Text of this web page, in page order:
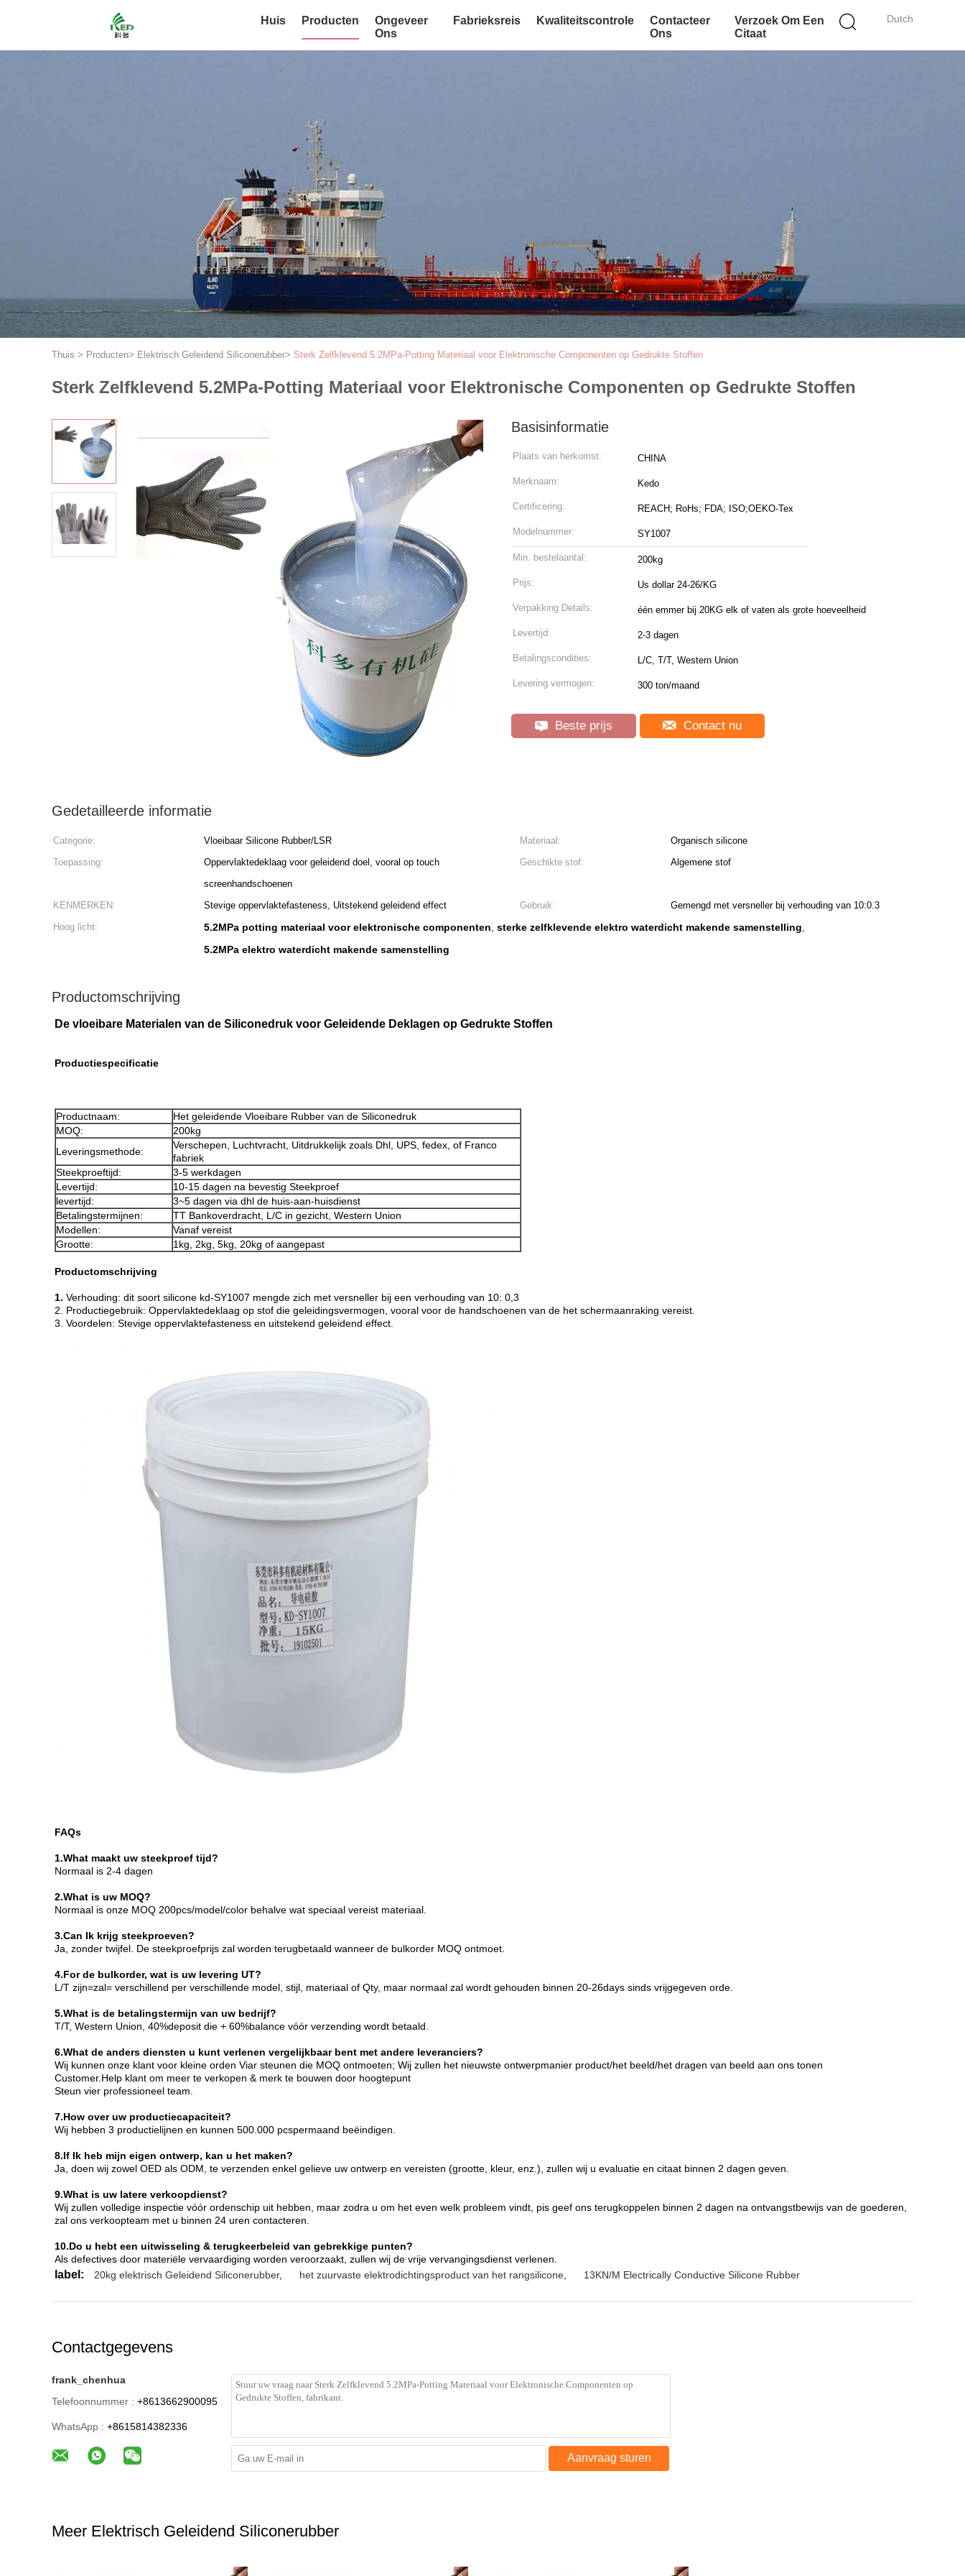
Dutch
Huis Producten
Ongeveer
Ons
Fabrieksreis Kwaliteitscontrole
Contacteer
Ons
Verzoek Om Een
Citaat
Thuis > Producten> Elektrisch Geleidend Siliconerubber> Sterk Zelfklevend 5.2MPa-Potting Materiaal voor Elektronische Componenten op Gedrukte Stoffen
Sterk Zelfklevend 5.2MPa-Potting Materiaal voor Elektronische Componenten op Gedrukte Stoffen
Basisinformatie
Plaats van herkomst: CHINA
Merknaam: Kedo
Certificering: REACH; RoHs; FDA; ISO;OEKO-Tex
Modelnummer: SY1007
Min. bestelaantal: 200kg
Prijs: Us dollar 24-26/KG
Verpakking Details: één emmer bij 20KG elk of vaten als grote hoeveelheid
Levertijd: 2-3 dagen
Betalingscondities: L/C, T/T, Western Union
Levering vermogen: 300 ton/maand
Beste prijs Contact nu
Gedetailleerde informatie
Categorie: Vloeibaar Silicone Rubber/LSR Materiaal:
Organisch silicone
Toepassing:
Oppervlaktedeklaag voor geleidend doel, vooral op touch
screenhandschoenen
Geschikte stof: Algemene stof
KENMERKEN: Stevige oppervlaktefasteness, Uitstekend geleidend effect Gebruik:
Gemengd met versneller bij verhouding van 10:0.3
Hoog licht:
5.2MPa potting materiaal voor elektronische componenten, sterke zelfklevende elektro waterdicht makende samenstelling,
5.2MPa elektro waterdicht makende samenstelling
Productomschrijving
De vloeibare Materialen van de Siliconedruk voor Geleidende Deklagen op Gedrukte Stoffen
Productiespecificatie
Productnaam:
Het geleidende Vloeibare Rubber van de Siliconedruk
MOQ:
200kg
Leveringsmethode:
Verschepen, Luchtvracht, Uitdrukkelijk zoals Dhl, UPS, fedex, of Franco
fabriek
Steekproeftijd:
3-5 werkdagen
Levertijd:
10-15 dagen na bevestig Steekproef
levertijd:
3~5 dagen via dhl de huis-aan-huisdienst
Betalingstermijnen:
TT Bankoverdracht, L/C in gezicht, Western Union
Modellen:
Vanaf vereist
Grootte:
1kg, 2kg, 5kg, 20kg of aangepast
Productomschrijving
1. Verhouding: dit soort silicone kd-SY1007 mengde zich met versneller bij een verhouding van 10: 0,3
2. Productiegebruik: Oppervlaktedeklaag op stof die geleidingsvermogen, vooral voor de handschoenen van de het schermaanraking vereist.
3. Voordelen: Stevige oppervlaktefasteness en uitstekend geleidend effect.
FAQs
1.What maakt uw steekproef tijd?
Normaal is 2-4 dagen
2.What is uw MOQ?
Normaal is onze MOQ 200pcs/model/color behalve wat speciaal vereist materiaal.
3.Can Ik krijg steekproeven?
Ja, zonder twijfel. De steekproefprijs zal worden terugbetaald wanneer de bulkorder MOQ ontmoet.
4.For de bulkorder, wat is uw levering UT?
L/T zijn=zal= verschillend per verschillende model, stijl, materiaal of Qty, maar normaal zal wordt gehouden binnen 20-26days sinds vrijgegeven orde.
5.What is de betalingstermijn van uw bedrijf?
T/T, Western Union, 40%deposit die + 60%balance vóór verzending wordt betaald.
6.What de anders diensten u kunt verlenen vergelijkbaar bent met andere leveranciers?
Wij kunnen onze klant voor kleine orden Viar steunen die MOQ ontmoeten; Wij zullen het nieuwste ontwerpmanier product/het beeld/het dragen van beeld aan ons tonen
Customer.Help klant om meer te verkopen & merk te bouwen door hoogtepunt
Steun vier professioneel team.
7.How over uw productiecapaciteit?
Wij hebben 3 productielijnen en kunnen 500.000 pcspermaand beëindigen.
8.If Ik heb mijn eigen ontwerp, kan u het maken?
Ja, doen wij zowel OED als ODM, te verzenden enkel gelieve uw ontwerp en vereisten (grootte, kleur, enz.), zullen wij u evaluatie en citaat binnen 2 dagen geven.
9.What is uw latere verkoopdienst?
Wij zullen volledige inspectie vóór ordenschip uit hebben, maar zodra u om het even welk probleem vindt, pis geef ons terugkoppelen binnen 2 dagen na ontvangstbewijs van de goederen,
zal ons verkoopteam met u binnen 24 uren contacteren.
10.Do u hebt een uitwisseling & terugkeerbeleid van gebrekkige punten?
Als defectives door materiële vervaardiging worden veroorzaakt, zullen wij de vrije vervangingsdienst verlenen.
label: 20kg elektrisch Geleidend Siliconerubber, het zuurvaste elektrodichtingsproduct van het rangsilicone 13KN/M Electrically Conductive Silicone Rubber
Contactgegevens
frank_chenhua
Telefoonnummer : +8613662900095
WhatsApp : +8615814382336
Aanvraag sturen
Meer Elektrisch Geleidend Siliconerubber